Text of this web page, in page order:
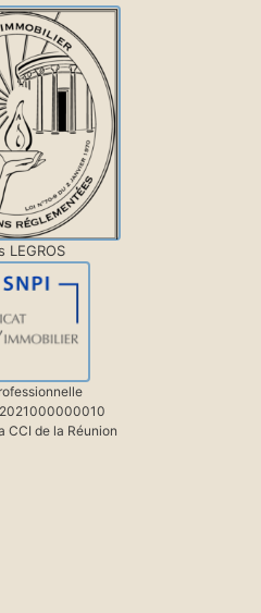
LEGROS
CCI de la Réunion